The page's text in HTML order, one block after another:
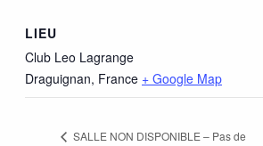
LIEU
Club Leo Lagrange
Draguignan, France + Google Map
SALLE NON DISPONIBLE – Pas de